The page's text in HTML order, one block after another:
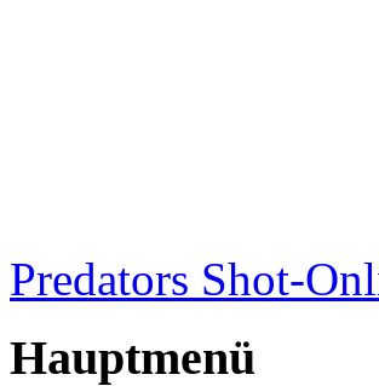
Predators Shot-
Hauptmenü